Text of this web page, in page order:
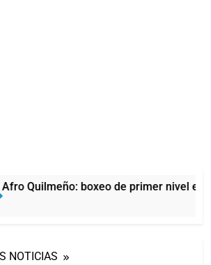
Quilmeño: boxeo de primer nivel en
NOTICIAS